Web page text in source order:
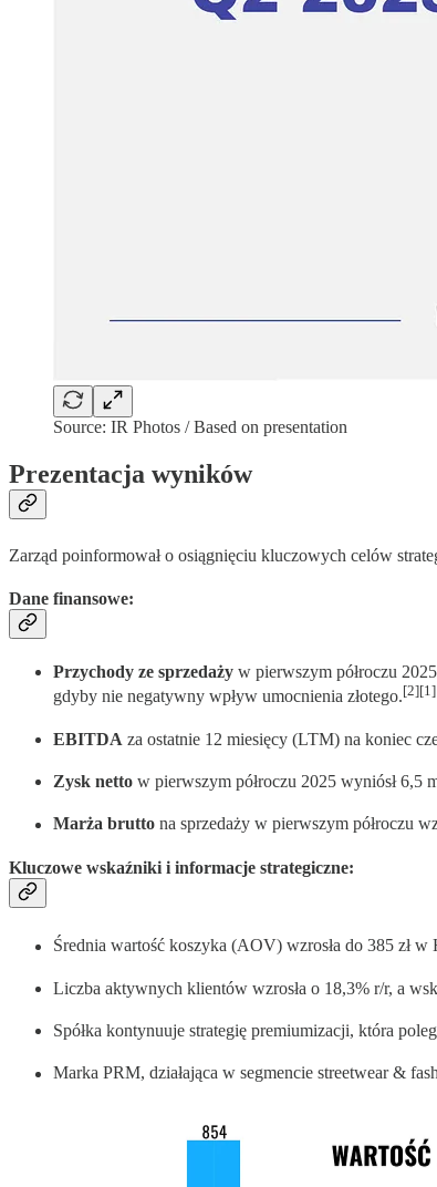
Source: IR Photos / Based on presentation
Prezentacja wyników
Zarząd poinformował o osiągnięciu kluczowych celów
Dane finansowe:
Przychody ze sprzedaży w pierwszym półroczu
gdyby nie negatywny wpływ umocnienia złotego.[2][1]
EBITDA za ostatnie 12 miesięcy (LTM) na koniec
Zysk netto w pierwszym półroczu 2025 wyniósł 6,5
Marża brutto na sprzedaży w pierwszym półroczu
Kluczowe wskaźniki i informacje strategiczne:
Średnia wartość koszyka (AOV) wzrosła do 385 zł
Liczba aktywnych klientów wzrosła o 18,3% r/r, a
Spółka kontynuuje strategię premiumizacji, która
Marka PRM, działająca w segmencie streetwear &